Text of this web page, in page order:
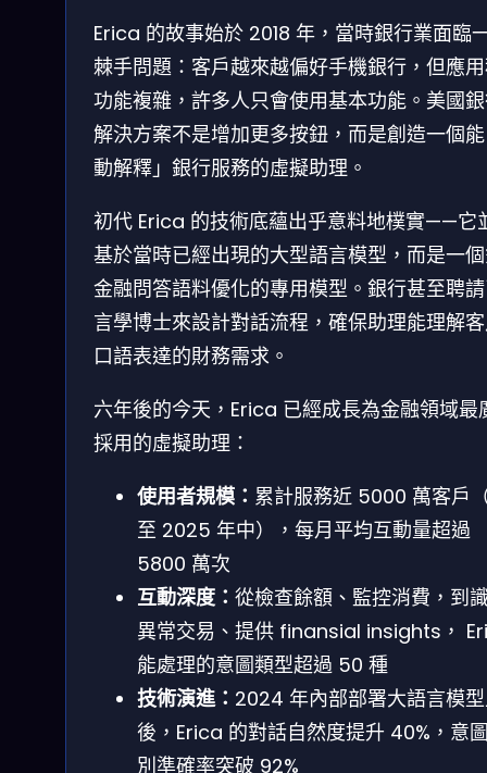
Erica 的故事始於 2018 年，當時銀行業面臨
棘手問題：客戶越來越偏好手機銀行，但應
功能複雜，許多人只會使用基本功能。美國
解決方案不是增加更多按鈕，而是創造一個
動解釋」銀行服務的虛擬助理。
初代 Erica 的技術底蘊出乎意料地樸實——它
基於當時已經出現的大型語言模型，而是一
金融問答語料優化的專用模型。銀行甚至聘
言學博士來設計對話流程，確保助理能理解
口語表達的財務需求。
六年後的今天，Erica 已經成長為金融領域最
採用的虛擬助理：
使用者規模： 累計服務近 5000 萬客戶
至 2025 年中），每月平均互動量超過
5800 萬次
互動深度： 從檢查餘額、監控消費，到
異常交易、提供 finansial insights，
能處理的意圖類型超過 50 種
技術演進： 2024 年內部部署大語言模
後，Erica 的對話自然度提升 40%，意
別準確率突破 92%